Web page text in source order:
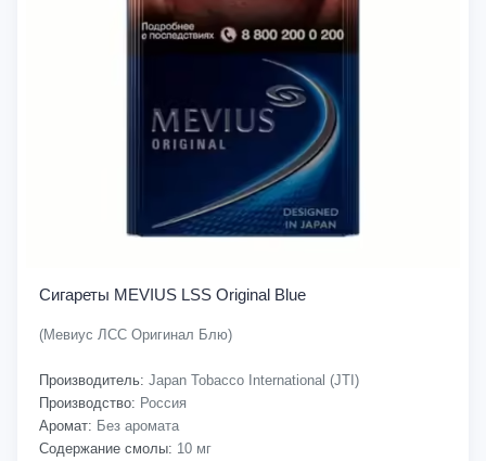
Сигареты MEVIUS LSS Original Blue
(Мевиус ЛСС Оригинал Блю)
Производитель: Japan Tobacco International (JTI)
Производство: Россия
Аромат: Без аромата
Содержание смолы: 10 мг